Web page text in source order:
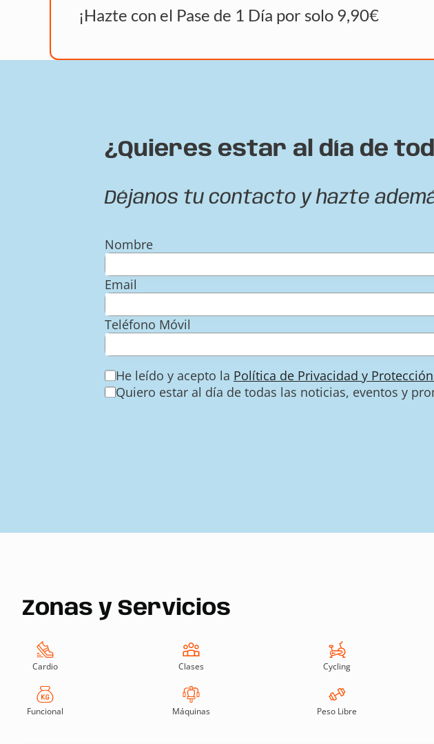
¡Hazte con el Pase de 1 Día por solo 9,90€
¿Quieres estar al día de
Déjanos tu contacto y hazte
Nombre
Email
Teléfono Móvil
He leído y acepto la Política de Privacidad y Protección
Quiero estar al día de todas las noticias, eventos y
Zonas y Servicios
Cardio Clases Cycling
Funcional Máquinas Peso Libre